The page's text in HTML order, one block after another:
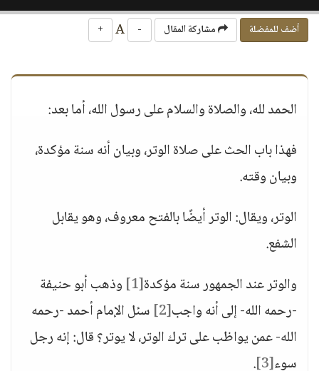
أضف للمفضلة مشاركة المقال -
+
الحمد لله، والصلاة والسلام على رسول الله، أما بعد:
فهذا باب الحث على صلاة الوتر، وبيان أنه سنة مؤكدة،
وبيان وقته.
الوتر، ويقال: الوتر أيضًا بالفتح معروف، وهو يقابل
الشفع.
والوتر عند الجمهور سنة مؤكدة[1]
وذهب أبو حنيفة
-رحمه الله- إلى أنه واجب[2]
سئل الإمام أحمد -رحمه
الله- عمن يواظب على ترك الوتر، لا يوتر؟ قال: إنه رجل
سوء[3]
.